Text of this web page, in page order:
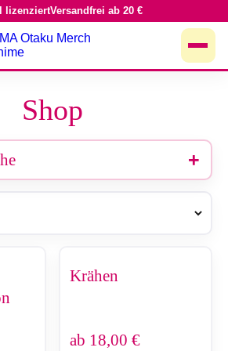
lizenziertVersandfrei ab 20 €
Shop
Krähen
ab 18,00 €